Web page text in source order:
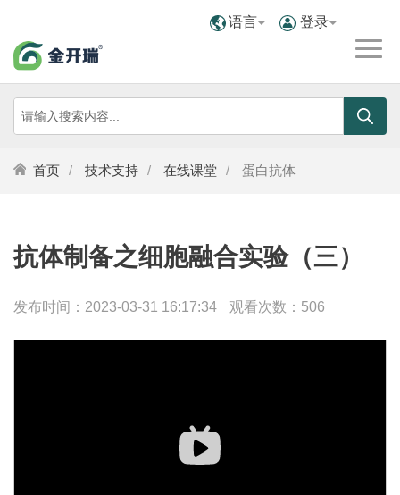
语言 登录
首页 技术支持 在线课堂 蛋白抗体
抗体制备之细胞融合实验（三）
发布时间：2023-03-31 16:17:34 观看次数：506